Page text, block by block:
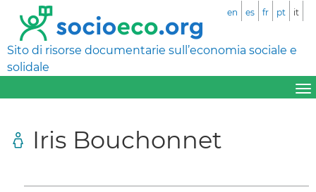
Sito di risorse documentarie sull’economia sociale e
solidale
en es fr pt it
Iris Bouchonnet